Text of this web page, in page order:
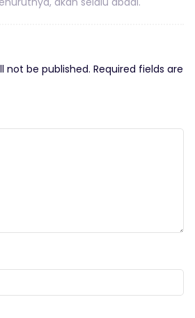
not be published. Required fields are